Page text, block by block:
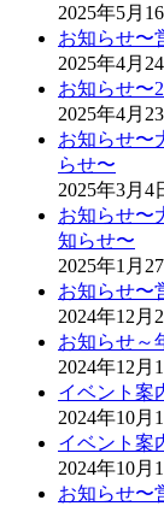
2025年5月
お知らせ〜
2025年4月
お知らせ〜
2025年4月
お知らせ〜
らせ〜
2025年3月4
お知らせ〜
知らせ〜
2025年1月
お知らせ〜
2024年12月
お知らせ～
2024年12月
イベント案
2024年10月
イベント案
2024年10月
お知らせ〜